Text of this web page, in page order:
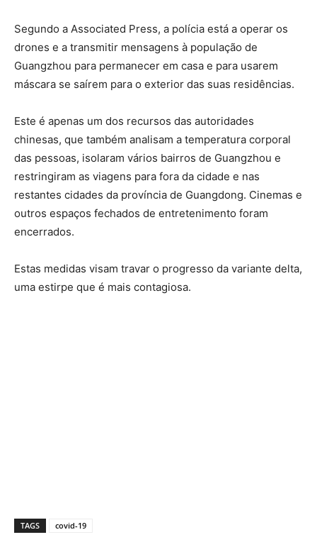
Segundo a Associated Press, a polícia está a operar os
drones e a transmitir mensagens à população de
Guangzhou para permanecer em casa e para usarem
máscara se saírem para o exterior das suas residências.
Este é apenas um dos recursos das autoridades
chinesas, que também analisam a temperatura corporal
das pessoas, isolaram vários bairros de Guangzhou e
restringiram as viagens para fora da cidade e nas
restantes cidades da província de Guangdong. Cinemas e
outros espaços fechados de entretenimento foram
encerrados.
Estas medidas visam travar o progresso da variante delta,
uma estirpe que é mais contagiosa.
TAGS covid-19